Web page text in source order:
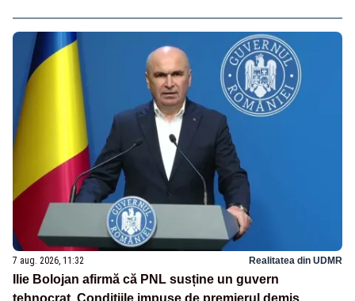
7 aug. 2026, 11:32 Realitatea din UDMR
Ilie Bolojan afirmă că PNL susține un guvern
tehnocrat. Condițiile impuse de premierul demis